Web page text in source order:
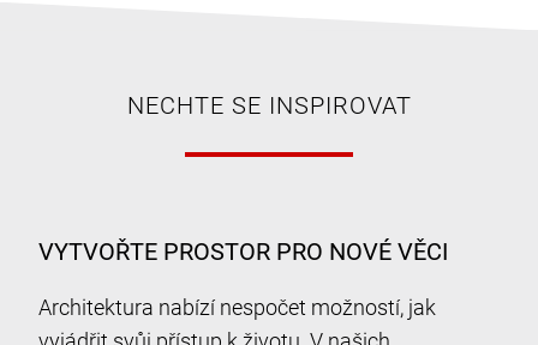
NECHTE SE INSPIROVAT
VYTVOŘTE PROSTOR PRO NOVÉ VĚCI
Architektura nabízí nespočet možností, jak